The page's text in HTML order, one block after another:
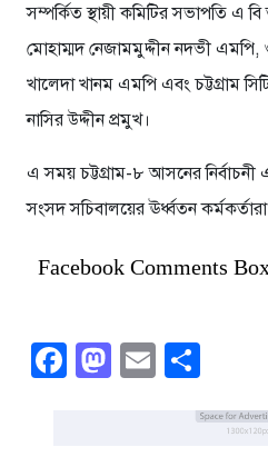
সম্পর্কিত স্থায়ী কমিটির সভাপতি
মোহাম্মদ নেজামমুদ্দীন নদভী
খালেদা খানম এমপি এবং চট্টগ্রাম
নাসির উদ্দীন প্রমুখ।
এ সময় চট্টগ্রাম-৮ আসনের
সংসদ সচিবালয়ের ঊর্ধ্বতন
Facebook Comments
Facebook
Mastodon
Email